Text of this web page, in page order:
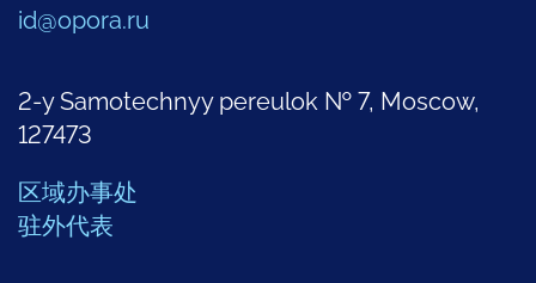
id@opora.ru
2-y Samotechnyy pereulok № 7, Moscow,
127473
区域办事处
驻外代表